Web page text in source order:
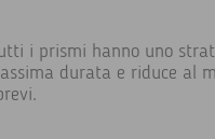
i prismi hanno uno
durata e riduce al